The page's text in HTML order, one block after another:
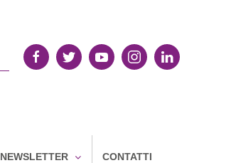
NEWSLETTER CONTATTI